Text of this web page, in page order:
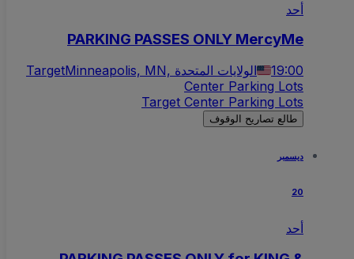
أحد
PARKING PASSES ONLY MercyMe
19:00 Minneapolis, MN, الولايات المتحدة
Target
Center Parking Lots
Target Center Parking Lots
طالع تصاريح الوقوف
ديسمبر
20
أحد